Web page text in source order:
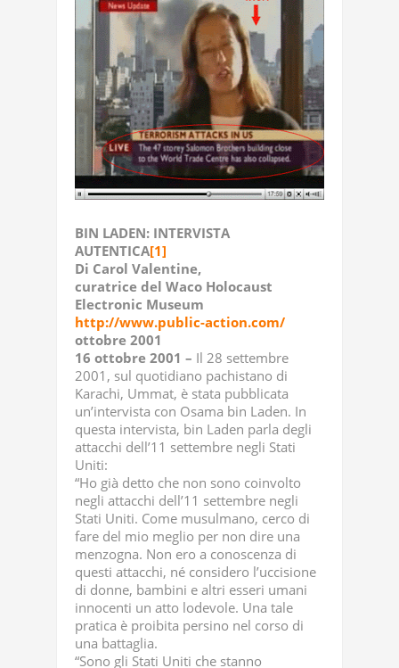
BIN LADEN: INTERVISTA
AUTENTICA[1]
Di Carol Valentine,
curatrice del Waco Holocaust
Electronic Museum
http://www.public-action.com/
ottobre 2001
16 ottobre 2001 – Il 28 settembre
2001, sul quotidiano pachistano di
Karachi, Ummat, è stata pubblicata
un’intervista con Osama bin Laden. In
questa intervista, bin Laden parla degli
attacchi dell’11 settembre negli Stati
Uniti:
“Ho già detto che non sono coinvolto
negli attacchi dell’11 settembre negli
Stati Uniti. Come musulmano, cerco di
fare del mio meglio per non dire una
menzogna. Non ero a conoscenza di
questi attacchi, né considero l’uccisione
di donne, bambini e altri esseri umani
innocenti un atto lodevole. Una tale
pratica è proibita persino nel corso di
una battaglia.
“Sono gli Stati Uniti che stanno